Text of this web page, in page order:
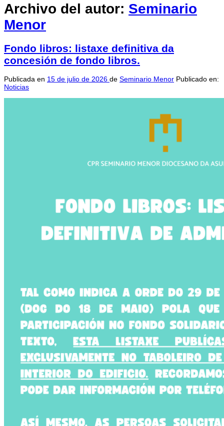
Archivo del autor: Seminario
Menor
Fondo libros: listaxe definitiva da
concesión de fondo libros.
Publicada en 15 de julio de 2026 de Seminario Menor Publicado en:
Noticias